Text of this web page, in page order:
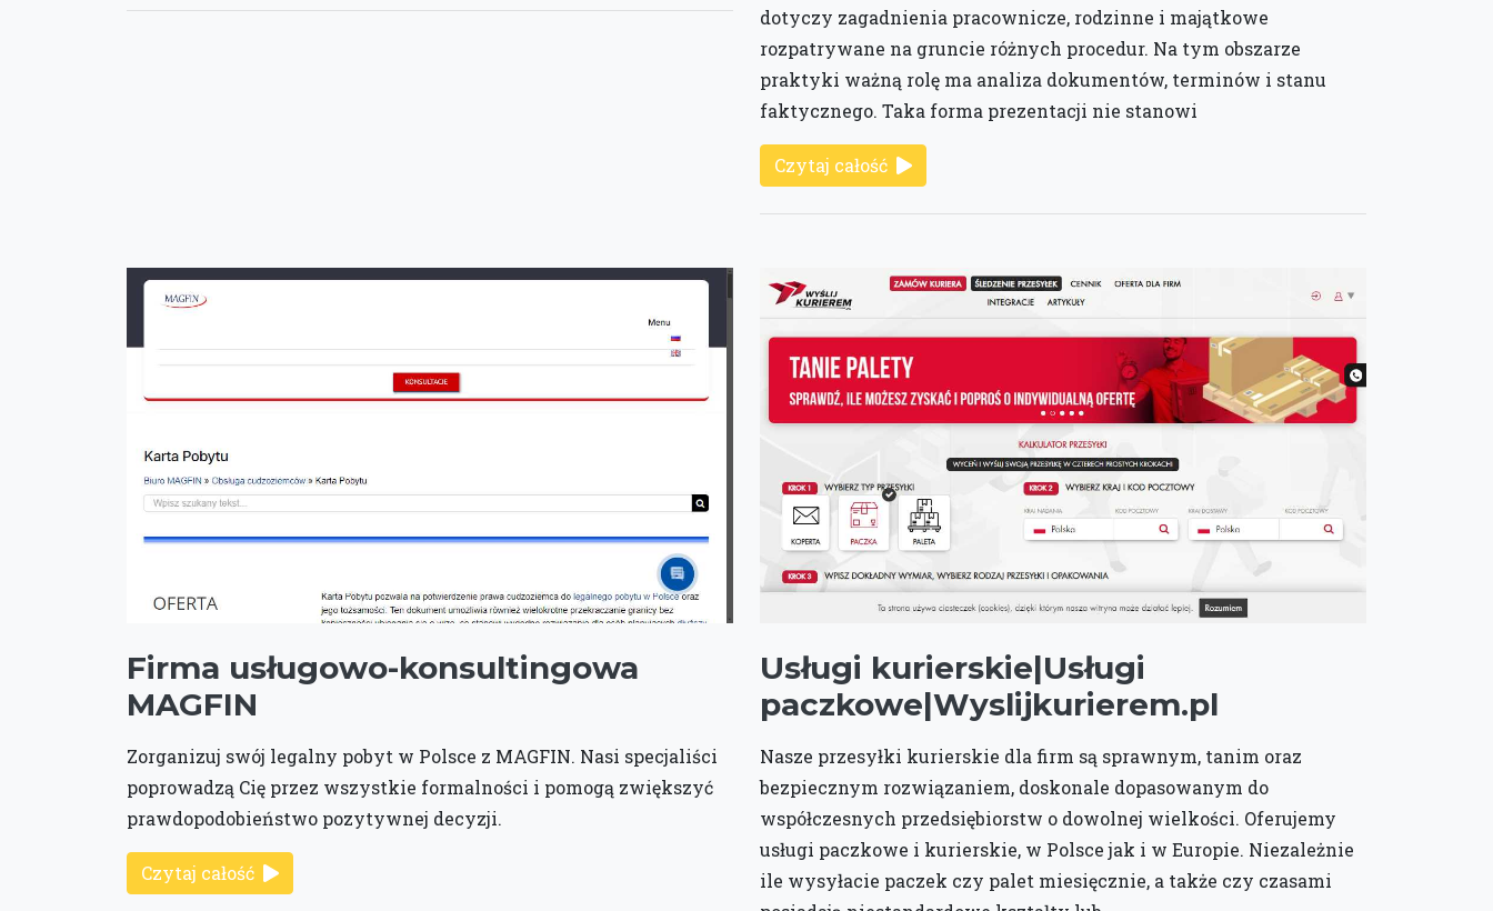
dotyczy zagadnienia pracownicze, rodzinne i majątkowe
rozpatrywane na gruncie różnych procedur. Na tym obszarze
praktyki ważną rolę ma analiza dokumentów, terminów i stanu
faktycznego. Taka forma prezentacji nie stanowi
Czytaj całość
Firma usługowo-konsultingowa
MAGFIN
Zorganizuj swój legalny pobyt w Polsce z MAGFIN. Nasi specjaliści
poprowadzą Cię przez wszystkie formalności i pomogą zwiększyć
prawdopodobieństwo pozytywnej decyzji.
Czytaj całość
Usługi kurierskie|Usługi
paczkowe|Wyslijkurierem.pl
Nasze przesyłki kurierskie dla firm są sprawnym, tanim oraz
bezpiecznym rozwiązaniem, doskonale dopasowanym do
współczesnych przedsiębiorstw o dowolnej wielkości. Oferujemy
usługi paczkowe i kurierskie, w Polsce jak i w Europie. Niezależnie
ile wysyłacie paczek czy palet miesięcznie, a także czy czasami